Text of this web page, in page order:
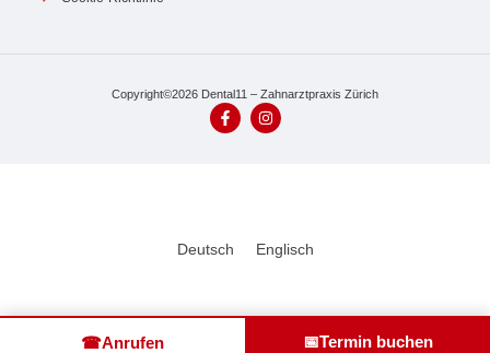
Copyright©2026 Dental11 – Zahnarztpraxis Zürich
☎Anrufen 📅Termin buchen
Deutsch Englisch